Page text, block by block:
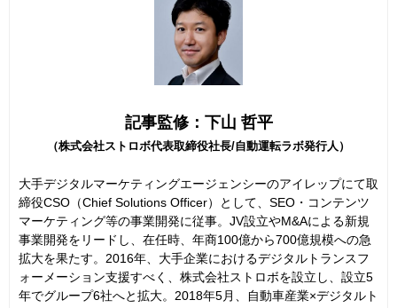
記事監修：下山 哲平
（株式会社ストロボ代表取締役社長/自動運転ラボ発行人）
大手デジタルマーケティングエージェンシーのアイレップにて取
締役CSO（Chief Solutions Officer）として、SEO・コンテンツ
マーケティング等の事業開発に従事。JV設立やM&Aによる新規
事業開発をリードし、在任時、年商100億から700億規模への急
拡大を果たす。2016年、大手企業におけるデジタルトランスフ
ォーメーション支援すべく、株式会社ストロボを設立し、設立5
年でグループ6社へと拡大。2018年5月、自動車産業×デジタルト